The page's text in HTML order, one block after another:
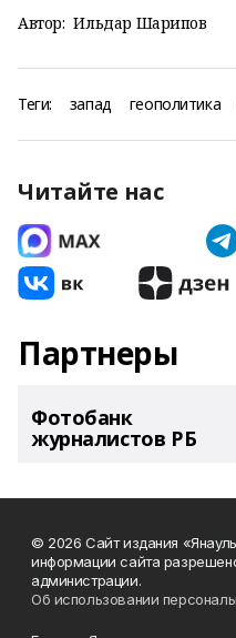
Автор: Ильдар Шарипов
Теги: запад геополитика
Читайте нас
Партнеры
Фотобанк
журналистов РБ
© 2026 Сайт издания
информации сайта
администрации.
Об использовании